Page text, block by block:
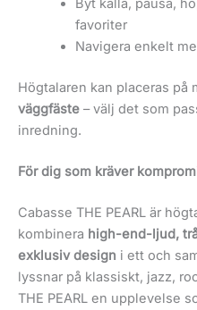
Byt källa, pausa,
favoriter
Navigera enkelt
Högtalaren kan placeras på
väggfäste – välj det som
inredning.
För dig som kräver
Cabasse THE PEARL är
kombinera high-end-ljud,
exklusiv design i ett och
lyssnar på klassiskt, jazz,
THE PEARL en upplevelse